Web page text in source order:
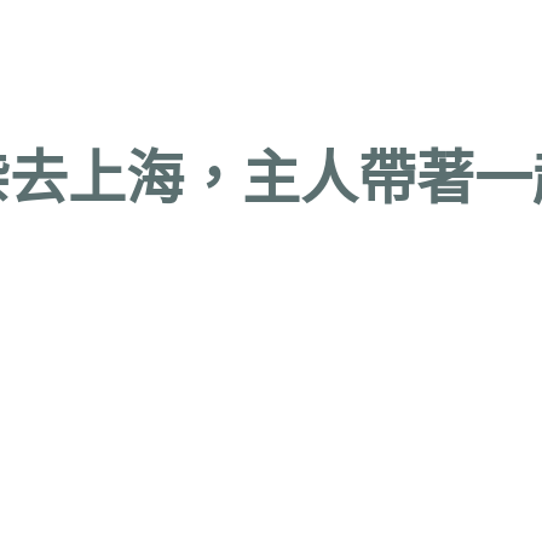
上海，主人帶著